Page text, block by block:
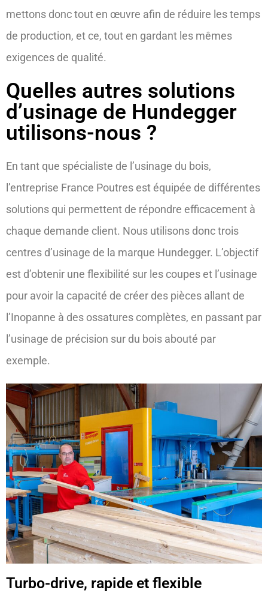
mettons donc tout en œuvre afin de réduire les temps
de production, et ce, tout en gardant les mêmes
exigences de qualité.
Quelles autres solutions
d’usinage de Hundegger
utilisons-nous ?
En tant que spécialiste de l’usinage du bois,
l’entreprise France Poutres est équipée de différentes
solutions qui permettent de répondre efficacement à
chaque demande client. Nous utilisons donc trois
centres d’usinage de la marque Hundegger. L’objectif
est d’obtenir une flexibilité sur les coupes et l’usinage
pour avoir la capacité de créer des pièces allant de
l’Inopanne à des ossatures complètes, en passant par
l’usinage de précision sur du bois abouté par
exemple.
Turbo-drive, rapide et flexible